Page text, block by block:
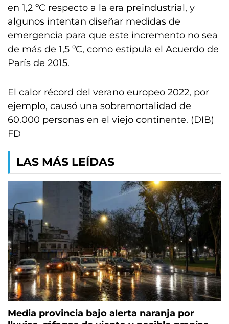
en 1,2 ºC respecto a la era preindustrial, y
algunos intentan diseñar medidas de
emergencia para que este incremento no sea
de más de 1,5 ºC, como estipula el Acuerdo de
París de 2015.
El calor récord del verano europeo 2022, por
ejemplo, causó una sobremortalidad de
60.000 personas en el viejo continente. (DIB)
FD
LAS MÁS LEÍDAS
Media provincia bajo alerta naranja por